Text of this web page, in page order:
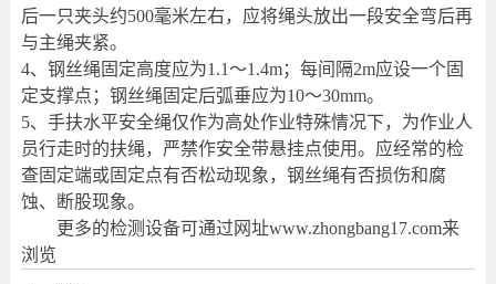
后一只夹头约500毫米左右，应将绳头放出一段安全弯后再
与主绳夹紧。
4、钢丝绳固定高度应为1.1～1.4m；每间隔2m应设一个固
定支撑点；钢丝绳固定后弧垂应为10～30mm。
5、手扶水平安全绳仅作为高处作业特殊情况下，为作业人
员行走时的扶绳，严禁作安全带悬挂点使用。应经常的检
查固定端或固定点有否松动现象，钢丝绳有否损伤和腐
蚀、断股现象。
更多的检测设备可通过网址www.zhongbang17.com来
浏览